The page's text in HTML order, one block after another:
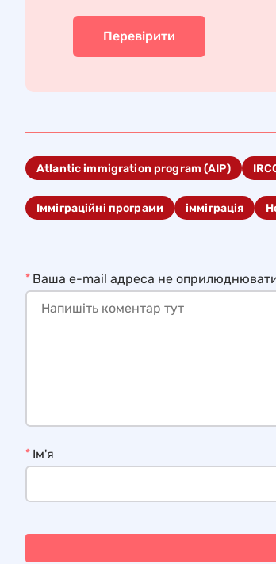
Перевірити
Atlantic immigration program (AIP)
Імміграційні програми імміграція
Ваша e-mail адреса не
*
Ім'я
*